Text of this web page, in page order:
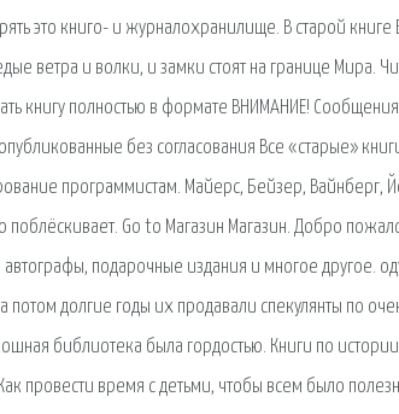
это книго- и журналохранилище. В старой
ветра и волки, и замки стоят на границе Мира.
книгу полностью в формате ВНИМАНИЕ!
без согласования Все «старые»
программистам. Майерс, Бейзер,
поблёскивает. Go to Магазин Магазин. Добро
автографы, подарочные издания и многое другое.
потом долгие годы их продавали спекулянты по
библиотека была гордостью. Книги по
провести время с детьми, чтобы всем было